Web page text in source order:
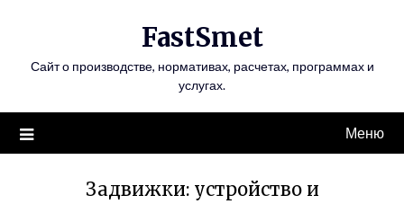
FastSmet
Сайт о производстве, нормативах, расчетах, программах и
услугах.
Меню
Задвижки: устройство и